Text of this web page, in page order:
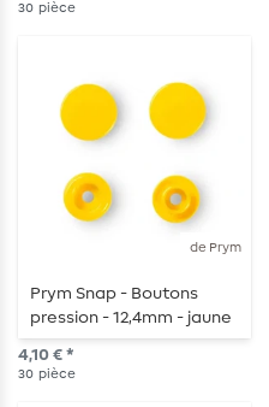
30 pièce
de Prym
Prym Snap - Boutons
pression - 12,4mm - jaune
- 30 pièces
4,10 € *
30 pièce